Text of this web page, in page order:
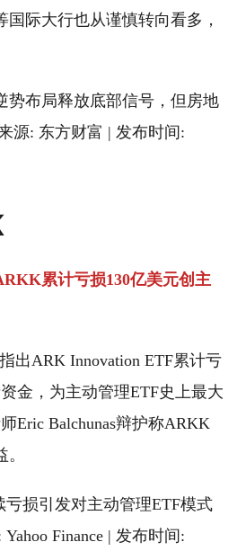
国际大行也从谨慎转向看多，
势布局释放底部信号，但房地
源: 东方财富 | 发布时间:
累计亏损130亿美元创主
出ARK Innovation ETF累计亏
金，为主动管理ETF史上最大
Eric Balchunas辩护称ARKK
损引发对主动管理ETF模式
Finance | 发布时间: